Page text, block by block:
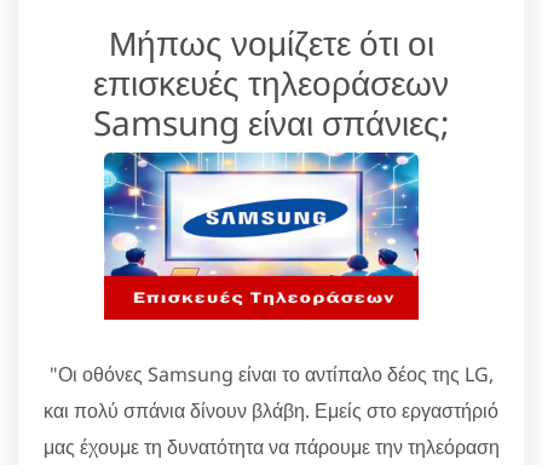
Μήπως νομίζετε ότι οι
επισκευές τηλεοράσεων
Samsung είναι σπάνιες;
"Οι οθόνες Samsung είναι το αντίπαλο δέος της LG,
και πολύ σπάνια δίνουν βλάβη. Εμείς στο εργαστήριό
μας έχουμε τη δυνατότητα να πάρουμε την τηλεόραση